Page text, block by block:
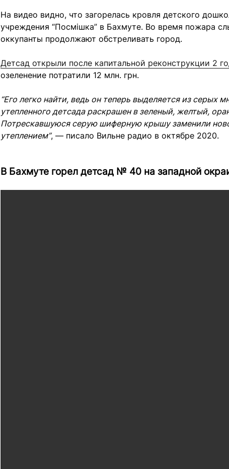
На видео видно, что загорелась кровля детского
учреждения “Посмішка” в Бахмуте. Во время пожара
оккупанты продолжают обстреливать город.
Детсад открыли после капитальной реконструкции 2
озеленение потратили 12 млн. грн.
“Его легко найти, ведь он теперь выделяется из серых
утепленного детсада раскрашен в зеленый, желтый,
Потрескавшуюся серую шиферную крышу заменили
утеплением”, — писало Вильне радио в октябре 2020.
В Бахмуте горел детсад № 40 на западной